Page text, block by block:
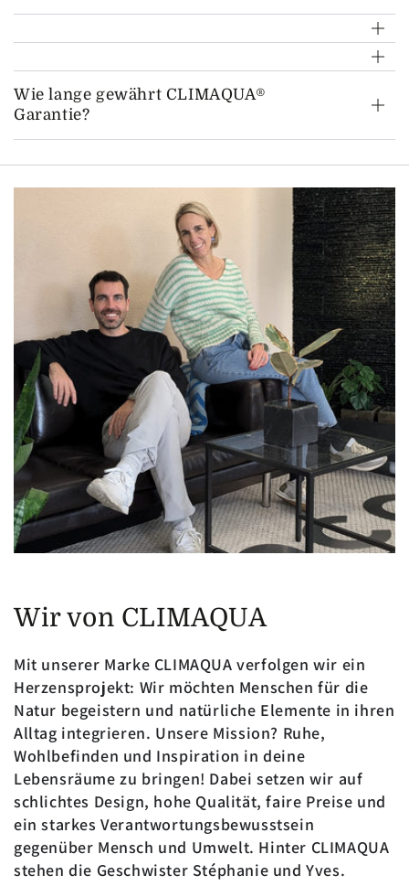
Wie lange gewährt CLIMAQUA®
Garantie?
Wir von CLIMAQUA
Mit unserer Marke CLIMAQUA verfolgen wir ein
Herzensprojekt: Wir möchten Menschen für die
Natur begeistern und natürliche Elemente in ihren
Alltag integrieren. Unsere Mission? Ruhe,
Wohlbefinden und Inspiration in deine
Lebensräume zu bringen! Dabei setzen wir auf
schlichtes Design, hohe Qualität, faire Preise und
ein starkes Verantwortungsbewusstsein
gegenüber Mensch und Umwelt. Hinter CLIMAQUA
stehen die Geschwister Stéphanie und Yves.